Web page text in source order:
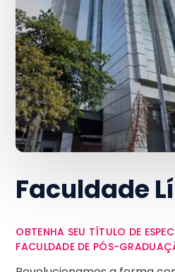
Faculdade
OBTENHA SEU TÍTULO DE
FACULDADE DE PÓS-